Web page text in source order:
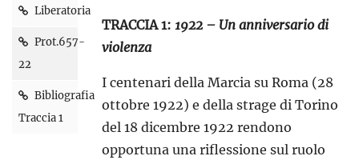
Liberatoria
Prot.657-
22
Bibliografia
Traccia 1
TRACCIA 1: 1922 – Un anniversario di
violenza
I centenari della Marcia su Roma (28
ottobre 1922) e della strage di Torino
del 18 dicembre 1922 rendono
opportuna una riflessione sul ruolo